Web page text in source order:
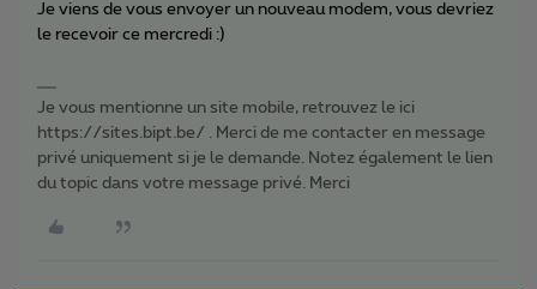
Je viens de vous envoyer un nouveau modem, vous devriez
le recevoir ce mercredi :)
Je vous mentionne un site mobile, retrouvez le ici
https://sites.bipt.be/ . Merci de me contacter en message
privé uniquement si je le demande. Notez également le lien
du topic dans votre message privé. Merci